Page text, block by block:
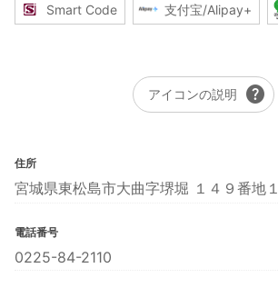
Smart Code 支付宝/Alipay+
アイコンの説明 help
住所
宮城県東松島市大曲字堺堀 １４９番地１
電話番号
0225-84-2110